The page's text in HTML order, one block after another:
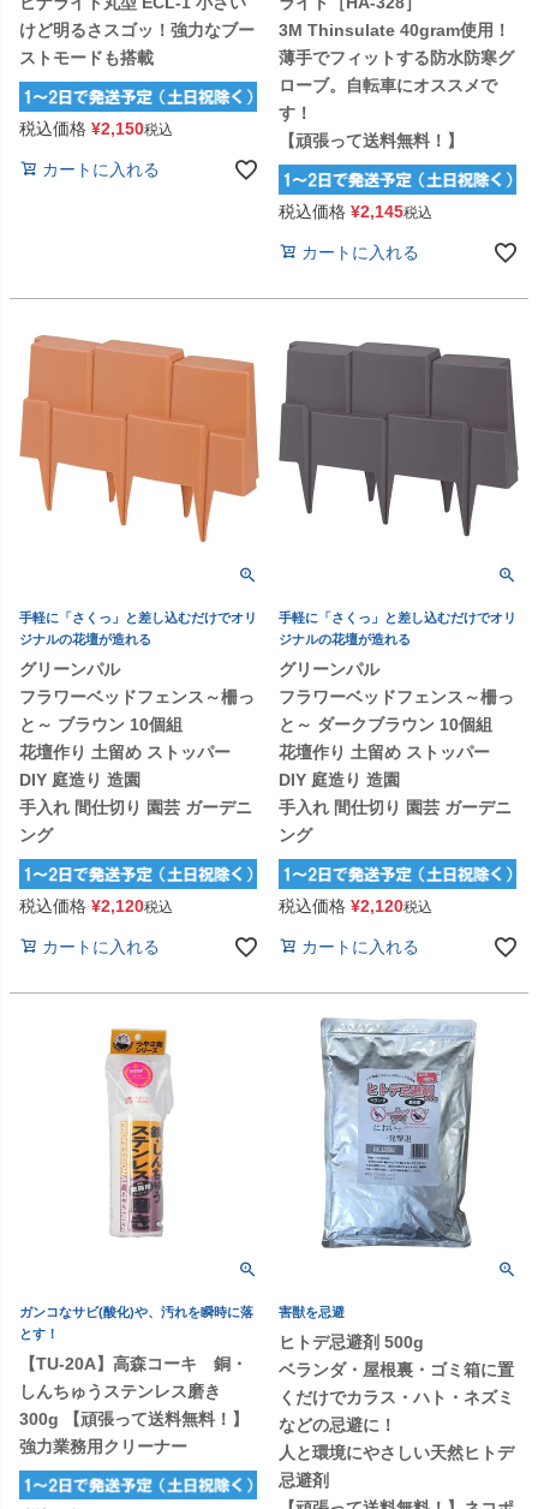
けど明るさスゴッ！強力なブー
ストモードも搭載
税込価格 ¥2,150税込
カートに入れる
3M Thinsulate 40gram使用！
薄手でフィットする防水防寒グ
ローブ。自転車にオススメで
す！
【頑張って送料無料！】
税込価格 ¥2,145税込
カートに入れる
手軽に「さくっ」と差し込むだけでオリ
ジナルの花壇が造れる
グリーンパル
フラワーベッドフェンス～柵っ
と～ ブラウン 10個組
花壇作り 土留め ストッパー
DIY 庭造り 造園
手入れ 間仕切り 園芸 ガーデニ
ング
税込価格 ¥2,120税込
カートに入れる
手軽に「さくっ」と差し込むだけでオリ
ジナルの花壇が造れる
グリーンパル
フラワーベッドフェンス～柵っ
と～ ダークブラウン 10個組
花壇作り 土留め ストッパー
DIY 庭造り 造園
手入れ 間仕切り 園芸 ガーデニ
ング
税込価格 ¥2,120税込
カートに入れる
ガンコなサビ(酸化)や、汚れを瞬時に落
とす！
【TU-20A】高森コーキ 銅・
しんちゅうステンレス磨き
300g 【頑張って送料無料！】
強力業務用クリーナー
害獣を忌避
ヒトデ忌避剤 500g
ベランダ・屋根裏・ゴミ箱に置
くだけでカラス・ハト・ネズミ
などの忌避に！
人と環境にやさしい天然ヒトデ
忌避剤